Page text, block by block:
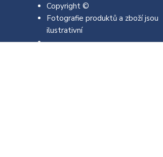
Copyright ©
Fotografie produktů a zboží jsou
ilustrativní